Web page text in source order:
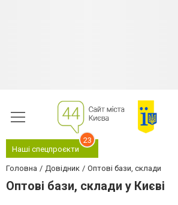
Наші спецпроєкти
23
Головна Довідник Оптові бази, склади
Оптові бази, склади у Києві